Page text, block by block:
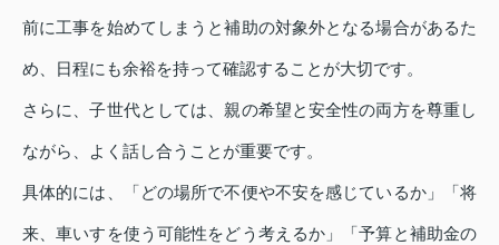
前に工事を始めてしまうと補助の対象外となる場合があるた
め、日程にも余裕を持って確認することが大切です。
さらに、子世代としては、親の希望と安全性の両方を尊重し
ながら、よく話し合うことが重要です。
具体的には、「どの場所で不便や不安を感じているか」「将
来、車いすを使う可能性をどう考えるか」「予算と補助金の